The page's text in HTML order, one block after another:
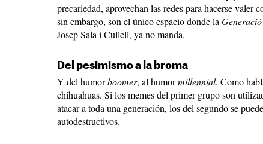
precariedad, aprovechan las redes para hacerse valer
sin embargo, son el único espacio donde la
Josep Sala i Cullell, ya no manda.
Del pesimismo a la broma
Y del humorboomer, al humormillennial. Como
chihuahuas. Si los memes del primer grupo son
atacar a toda una generación, los del segundo se
autodestructivos.